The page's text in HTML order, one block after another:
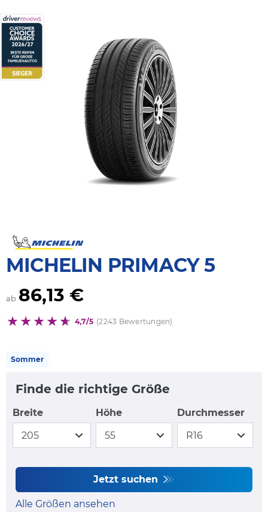
MICHELIN PRIMACY 5
ab 86,13 €
4,7/5 (2243 Bewertungen)
Sommer
Finde die richtige Größe
Breite Höhe Durchmesser
Jetzt suchen
Alle Größen ansehen